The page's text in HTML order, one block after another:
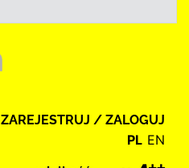
ZAREJESTRUJ / ZALOGUJ
PL EN